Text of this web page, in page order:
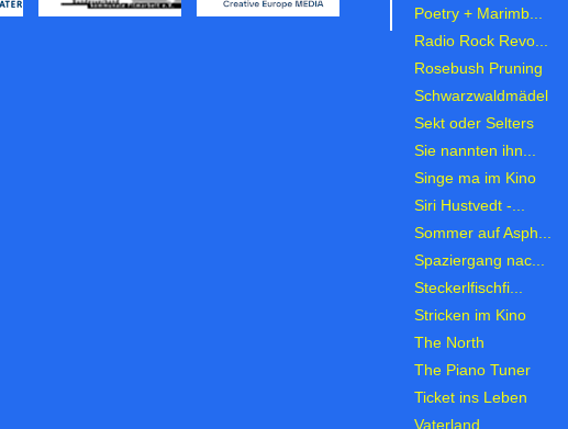
Poetry + Marimb...
Radio Rock Revo...
Rosebush Pruning
Schwarzwaldmädel
Sekt oder Selters
Sie nannten ihn...
Singe ma im Kino
Siri Hustvedt -...
Sommer auf Asph...
Spaziergang nac...
Steckerlfischfi...
Stricken im Kino
The North
The Piano Tuner
Ticket ins Leben
Vaterland